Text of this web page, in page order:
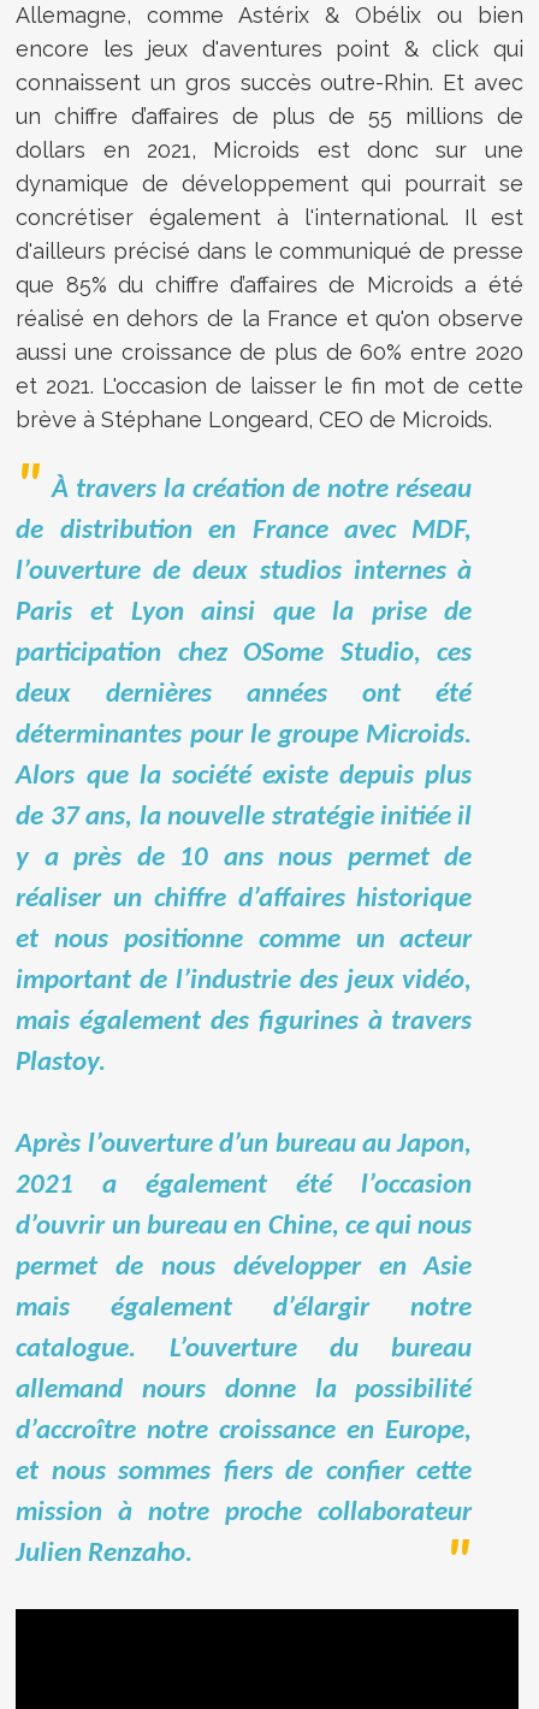
Allemagne, comme Astérix & Obélix ou bien
encore les jeux d'aventures point & click qui
connaissent un gros succès outre-Rhin. Et avec
un chiffre d’affaires de plus de 55 millions de
dollars en 2021, Microids est donc sur une
dynamique de développement qui pourrait se
concrétiser également à l'international. Il est
d'ailleurs précisé dans le communiqué de presse
que 85% du chiffre d’affaires de Microids a été
réalisé en dehors de la France et qu'on observe
aussi une croissance de plus de 60% entre 2020
et 2021. L'occasion de laisser le fin mot de cette
brève à Stéphane Longeard, CEO de Microids.
À travers la création de notre réseau
de distribution en France avec MDF,
l’ouverture de deux studios internes à
Paris et Lyon ainsi que la prise de
participation chez OSome Studio, ces
deux dernières années ont été
déterminantes pour le groupe Microids.
Alors que la société existe depuis plus
de 37 ans, la nouvelle stratégie initiée il
y a près de 10 ans nous permet de
réaliser un chiffre d’affaires historique
et nous positionne comme un acteur
important de l’industrie des jeux vidéo,
mais également des figurines à travers
Plastoy.
Après l’ouverture d’un bureau au Japon,
2021 a également été l’occasion
d’ouvrir un bureau en Chine, ce qui nous
permet de nous développer en Asie
mais également d’élargir notre
catalogue. L’ouverture du bureau
allemand nours donne la possibilité
d’accroître notre croissance en Europe,
et nous sommes fiers de confier cette
mission à notre proche collaborateur
Julien Renzaho.